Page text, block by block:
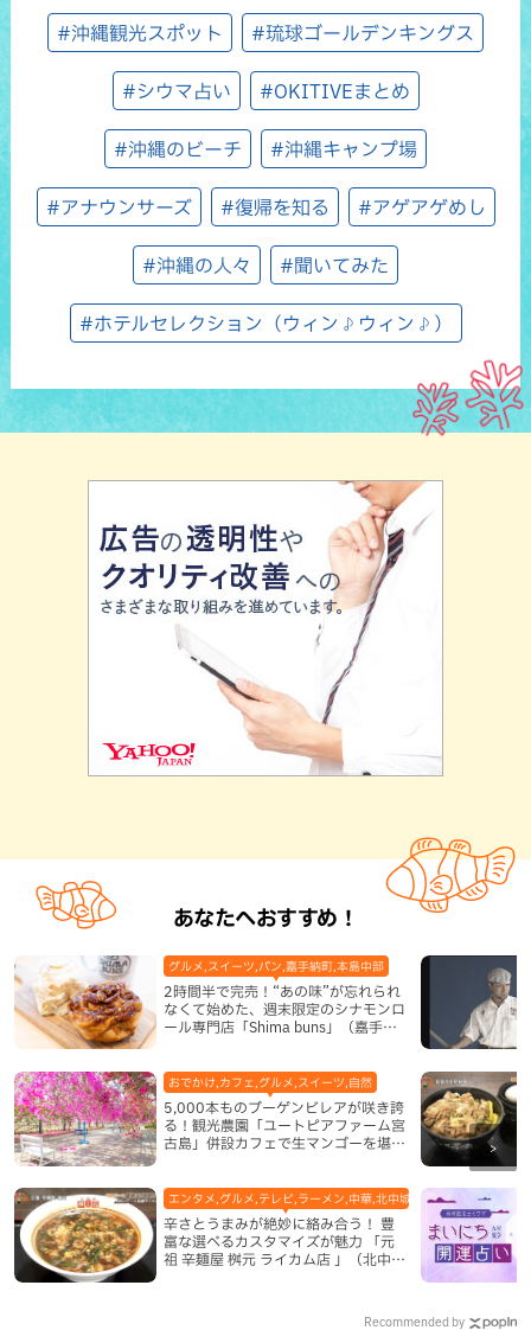
#沖縄観光スポット #琉球ゴールデンキングス
#シウマ占い #OKITIVEまとめ
#沖縄のビーチ #沖縄キャンプ場
#アナウンサーズ #復帰を知る #アゲアゲめし
#沖縄の人々 #聞いてみた
#ホテルセレクション（ウィン♪ウィン♪）
あなたへおすすめ！
2時間半で完売！“あの味”が忘れられ
なくて始めた、週末限定のシナモンロ
ール専門店「Shima buns」（嘉手納
グルメ,スイーツ,パン,嘉手納町,本島中部
5,000本ものブーゲンビレアが咲き誇
る！観光農園「ユートピアファーム宮
古島」併設カフェで生マンゴーを堪能
おでかけ,カフェ,グルメ,スイーツ,自然
辛さとうまみが絶妙に絡み合う！ 豊
富な選べるカスタマイズが魅力 「元
祖 辛麺屋 桝元 ライカム店 」（北中城
エンタメ,グルメ,テレビ,ラーメン,中華,北中城村,地域,本島中部
Recommended by